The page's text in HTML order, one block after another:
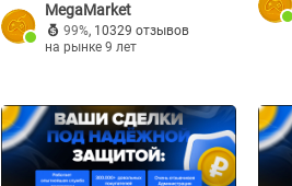
MegaMarket
99%, 10329 отзывов
на рынке 9 лет